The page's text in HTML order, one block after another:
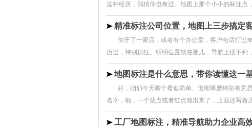
这种经历，我猜你也有过。地图上那个小小的标注点
精准标注公司位置，地图上三步搞定
你开了一家店，或者有个办公室，客户电话打过
历过，特别抓狂。明明位置就在那儿，导航上搜不到
地图标注是什么意思，带你读懂这一
好，咱们今天聊个看似简单、但细琢磨特别有意
名字，啪，一个蓝点或者红点就出来了，上面还写着
工厂地图标注，精准导航助力企业高